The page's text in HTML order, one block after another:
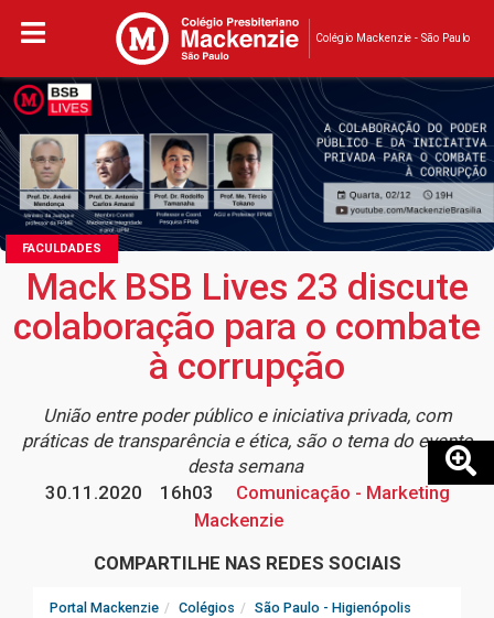
Colégio Mackenzie - São Paulo
FACULDADES
Mack BSB Lives 23 discute
colaboração para o combate
à corrupção
União entre poder público e iniciativa privada, com
práticas de transparência e ética, são o tema do evento
desta semana
30.11.2020
16h03
Comunicação - Marketing
Mackenzie
COMPARTILHE NAS REDES SOCIAIS
Portal Mackenzie Colégios
São Paulo - Higienópolis